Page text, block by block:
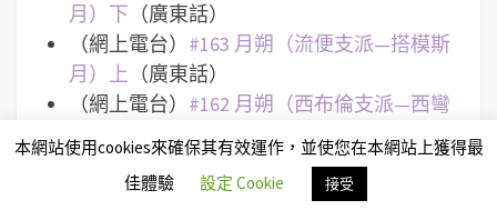
月）下 （廣東話）
（網上電台） #163 月朔（流便支派—搭模斯
月）上 （廣東話）
（網上電台） #162 月朔（西布倫支派—西彎
月）下
（廣東話）
（網上電台）#161 月朔（西布倫支派—西彎
月）中（廣東話）
本網站使用cookies來確保其有效運作，並使您在本網站上獲得最
佳體驗
設定 Cookie 接受